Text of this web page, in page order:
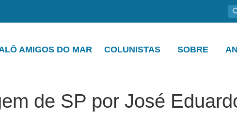
AMIGOS DO MAR COLUNISTAS SOBRE
de SP por José